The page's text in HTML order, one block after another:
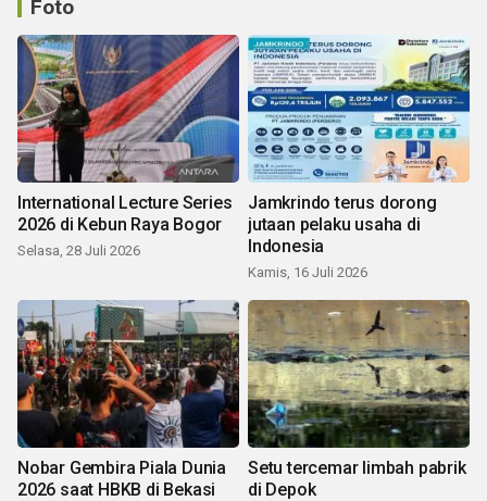
Foto
International Lecture Series
2026 di Kebun Raya Bogor
Selasa, 28 Juli 2026
Jamkrindo terus dorong
jutaan pelaku usaha di
Indonesia
Kamis, 16 Juli 2026
Nobar Gembira Piala Dunia
2026 saat HBKB di Bekasi
Setu tercemar limbah pabrik
di Depok